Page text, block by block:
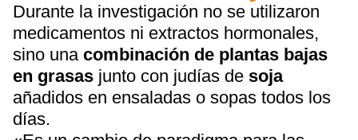
Durante la investigación no se utilizaron
medicamentos ni extractos hormonales,
sino unacombinación de plantas bajas
en grasas junto con judías de soja
añadidos en ensaladas o sopas todos los
días.